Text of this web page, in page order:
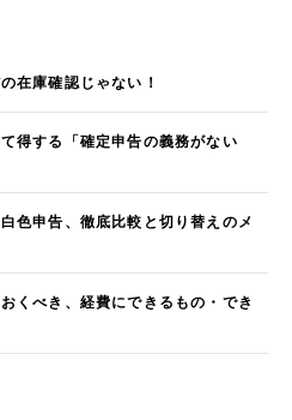
在庫確認じゃない！
得する「確定申告の義務がない
色申告、徹底比較と切り替えのメ
くべき、経費にできるもの・でき